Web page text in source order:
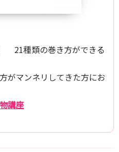
21種類の巻き方ができる
がマンネリしてきた方にお
講座